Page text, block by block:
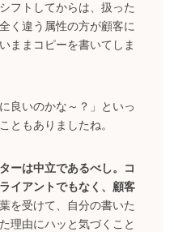
フトしてからは、扱った
く違う属性の方が顧客に
ままコピーを書いてしま
良いのかな～？」といっ
ともありましたね。
ーは中立であるべし。コ
イアントでもなく、顧客
を受けて、自分の書いた
理由にハッと気づくこと